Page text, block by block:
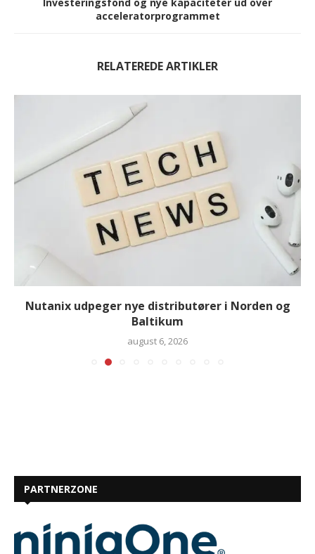
acceleratorprogrammet
RELATEREDE ARTIKLER
Nutanix udpeger nye distributører i Norden og
Baltikum
august 6, 2026
PARTNERZONE